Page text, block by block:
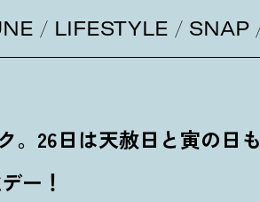
LIFESTYLE SNAP
。26日は天赦日と寅の日も
ー ！